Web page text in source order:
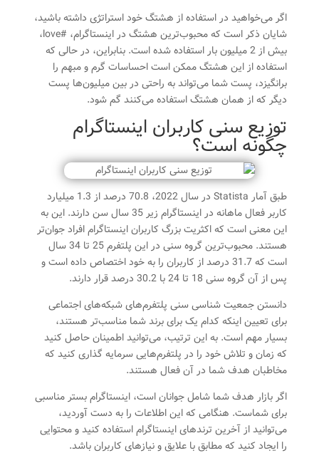
اگر می‌خواهید در استفاده از هشتگ خود استراتژی داشته باشید،
شایان ذکر است که محبوب‌ترین هشتگ در اینستاگرام، #love،
بیش از 2 میلیون بار استفاده شده است. بنابراین، در حالی که
استفاده از این هشتگ ممکن است احساسات گرم و مبهم را
برانگیزد، پست شما می‌تواند به راحتی در بین میلیون‌ها پست
دیگر که از همان هشتگ استفاده می‌کنند گم شود.
توزیع سنی کاربران اینستاگرام
چگونه است؟
طبق آمار Statista در سال 2022، 70.8 درصد از 1.3 میلیارد
کاربر فعال ماهانه در اینستاگرام زیر 35 سال سن دارند. این به
این معنی است که اکثریت بزرگ کاربران اینستاگرام افراد جوان‌تر
هستند. محبوب‌ترین گروه سنی در این پلتفرم 25 تا 34 سال
است که 31.7 درصد از کاربران را به خود اختصاص داده است و
پس از آن گروه سنی 18 تا 24 با 30.2 درصد قرار دارند.
دانستن جمعیت شناسی سنی پلتفرم‌های شبکه‌های اجتماعی
برای تعیین اینکه کدام یک برای برند شما مناسب‌تر هستند،
بسیار مهم است. به این ترتیب، می‌توانید اطمینان حاصل کنید
که زمان و تلاش خود را در پلتفرم‌هایی سرمایه گذاری ‌کنید که
مخاطبان هدف شما در آن فعال هستند.
اگر بازار هدف شما شامل جوانان است، اینستاگرام بستر مناسبی
برای شماست. هنگامی که این اطلاعات را به دست آوردید،
می‌توانید از آخرین ترندهای اینستاگرام استفاده کنید و محتوایی
را ایجاد کنید که مطابق با علایق و نیازهای کاربران باشد.